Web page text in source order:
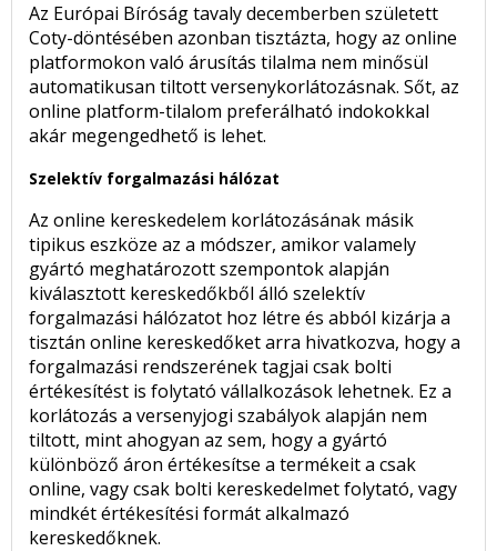
Az Európai Bíróság tavaly decemberben született
Coty-döntésében azonban tisztázta, hogy az online
platformokon való árusítás tilalma nem minősül
automatikusan tiltott versenykorlátozásnak. Sőt, az
online platform-tilalom preferálható indokokkal
akár megengedhető is lehet.
Szelektív forgalmazási hálózat
Az online kereskedelem korlátozásának másik
tipikus eszköze az a módszer, amikor valamely
gyártó meghatározott szempontok alapján
kiválasztott kereskedőkből álló szelektív
forgalmazási hálózatot hoz létre és abból kizárja a
tisztán online kereskedőket arra hivatkozva, hogy a
forgalmazási rendszerének tagjai csak bolti
értékesítést is folytató vállalkozások lehetnek. Ez a
korlátozás a versenyjogi szabályok alapján nem
tiltott, mint ahogyan az sem, hogy a gyártó
különböző áron értékesítse a termékeit a csak
online, vagy csak bolti kereskedelmet folytató, vagy
mindkét értékesítési formát alkalmazó
kereskedőknek.